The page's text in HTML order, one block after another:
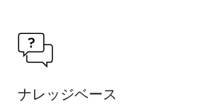
ナレッジベース